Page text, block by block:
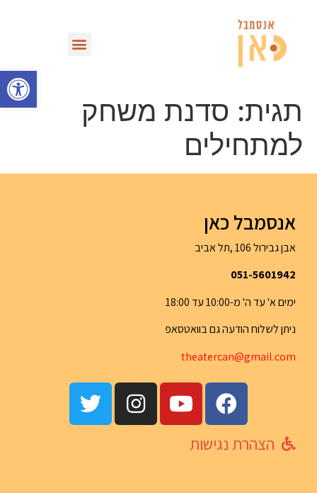
פתח
תגית: סדנת משחק
למתחילים
אנסמבל כאן
אבן גבירול 106 ,תל אביב
051-5601942
ימים א' עד ה' מ-10:00 עד 18:00
ניתן לשלוח הודעה גם בוואטסאפ
theatercan@gmail.com
הצהרת נגישות